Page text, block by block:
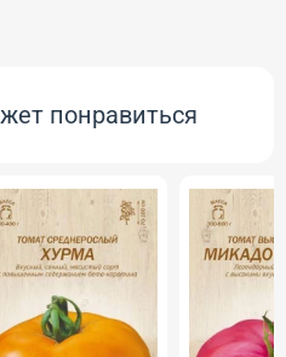
понравиться